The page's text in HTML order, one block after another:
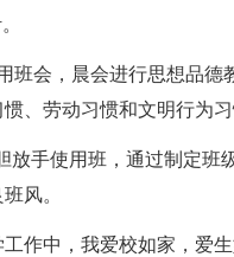
会，晨会进行思想品德
、劳动习惯和文明行为习
手使用班，通过制定班
风。
中，我爱校如家，爱生